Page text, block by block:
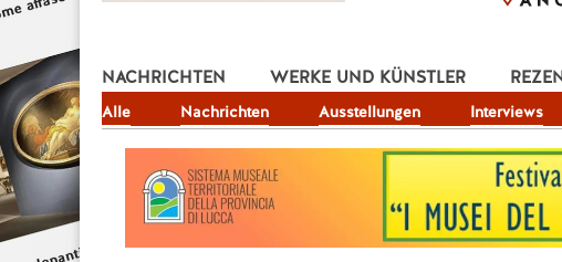
NACHRICHTEN
Alle Nachrichten Ausstellungen Interviews
WERKE UND KÜNSTLER
JOB